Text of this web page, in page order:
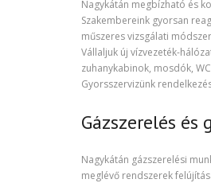
Nagykátán megbízható és
Szakembereink gyorsan
műszeres vizsgálati
Vállaljuk új vízvezeték-
zuhanykabinok, mosdók,
Gyorsszervizünk
Gázszerelés
Nagykátán gázszerelési
meglévő rendszerek